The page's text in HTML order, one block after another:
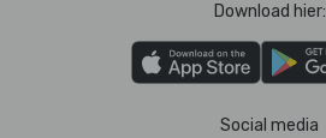
Download hier:
Social media